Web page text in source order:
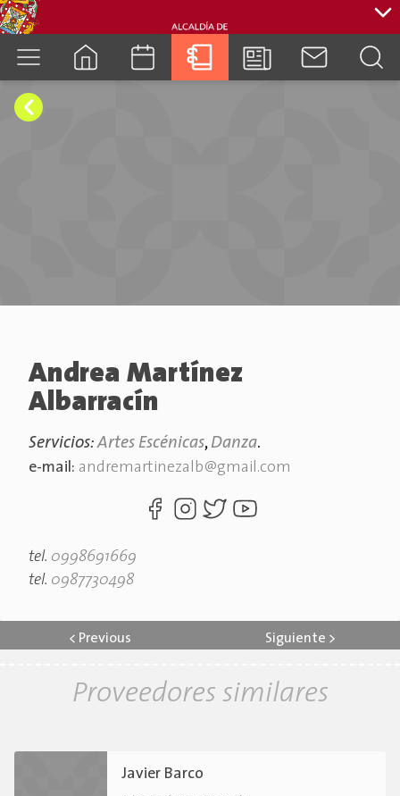
Andrea Martínez
Albarracín
Servicios:Artes Escénicas, Danza.
e-mail: andremartinezalb@gmail.com
tel. 0998691669
tel. 0987730498
< Previous Siguiente >
Proveedores similares
Javier Barco